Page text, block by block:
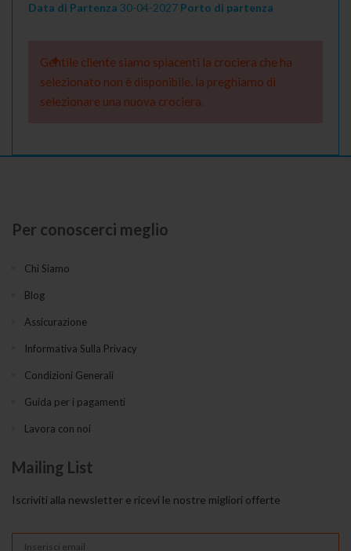
Data di Partenza 30-04-2027 Porto di partenza
Gentile cliente siamo spiacenti la crociera che ha
selezionato non è disponibile. la preghiamo di
selezionare una nuova crociera.
Per conoscerci meglio
Chi Siamo
Blog
Assicurazione
Informativa Sulla Privacy
Condizioni Generali
Guida per i pagamenti
Lavora con noi
Mailing List
Iscriviti alla newsletter e ricevi le nostre migliori offerte